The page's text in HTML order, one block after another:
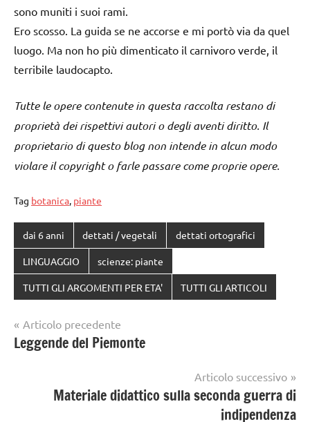
sono muniti i suoi rami.
Ero scosso. La guida se ne accorse e mi portò via da quel
luogo. Ma non ho più dimenticato il carnivoro verde, il
terribile laudocapto.
Tutte le opere contenute in questa raccolta restano di
proprietà dei rispettivi autori o degli aventi diritto. Il
proprietario di questo blog non intende in alcun modo
violare il copyright o farle passare come proprie opere.
Tag botanica, piante
dai 6 anni dettati / vegetali dettati ortografici
LINGUAGGIO scienze: piante
TUTTI GLI ARGOMENTI PER ETA' TUTTI GLI ARTICOLI
Navigazione
articoli
Articolo precedente
Leggende del Piemonte
Articolo successivo
Materiale didattico sulla seconda guerra di
indipendenza